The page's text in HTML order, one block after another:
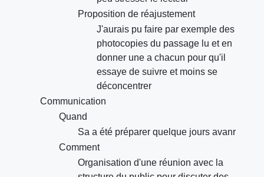
Proposition de réajustement
J'aurais pu faire par exemple des
photocopies du passage lu et en
donner une a chacun pour qu'il
essaye de suivre et moins se
déconcentrer
Communication
Quand
Sa a été préparer quelque jours avanr
Comment
Organisation d'une réunion avec la